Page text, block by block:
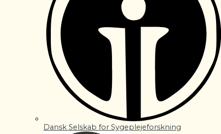
Dansk Selskab for Sygeplejeforskning